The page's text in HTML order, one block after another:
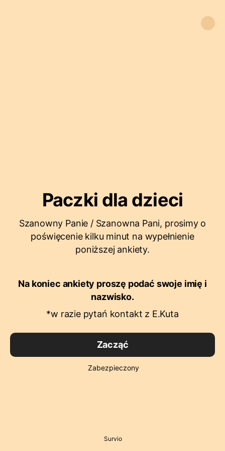
Paczki dla dzieci
Szanowny Panie / Szanowna Pani, prosimy o
poświęcenie kilku minut na wypełnienie
poniższej ankiety.
Na koniec ankiety proszę podać swoje imię i
nazwisko.
*w razie pytań kontakt z E.Kuta
Zacząć
Zabezpieczony
Survio